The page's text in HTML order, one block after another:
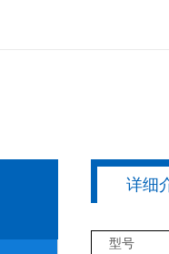
详细
型号